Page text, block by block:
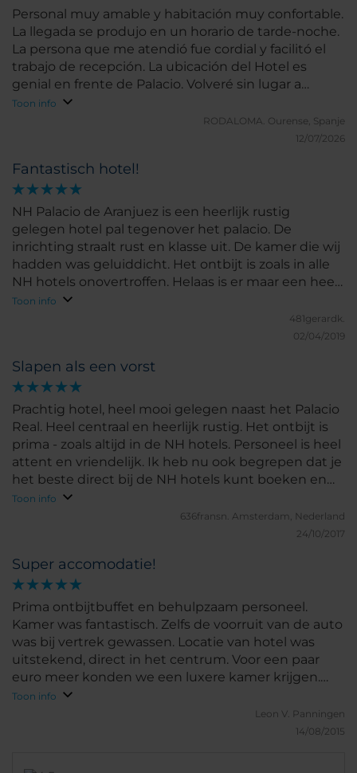
Fantastisch hotel!
NH Palacio de Aranjuez is een heerlijk rustig
gelegen hotel pal tegenover het palacio. De
inrichting straalt rust en klasse uit. De kamer die wij
hadden was geluiddicht. Het ontbijt is zoals in alle
NH hotels onovertroffen. Helaas is er maar een heel
klein restaurant, met overigens prima keuzes.
Toon info
481gerardk.
02/04/2019
Slapen als een vorst
Prachtig hotel, heel mooi gelegen naast het Palacio
Real. Heel centraal en heerlijk rustig. Het ontbijt is
prima - zoals altijd in de NH hotels. Personeel is heel
attent en vriendelijk. Ik heb nu ook begrepen dat je
het beste direct bij de NH hotels kunt boeken en
Toon info
636fransn. Amsterdam, Nederland
24/10/2017
Super accomodatie!
Prima ontbijtbuffet en behulpzaam personeel.
Kamer was fantastisch. Zelfs de voorruit van de auto
was bij vertrek gewassen. Locatie van hotel was
uitstekend, direct in het centrum. Voor een paar
euro meer konden we een luxere kamer krijgen.
Dat was een speciale aanbieding waar we graag van
Toon info
Leon V.
Panningen
14/08/2015
empezar el día con calma. Como aspecto mejorable,
se echa en falta un restaurante propio donde poder
cenar o comer sin necesidad de salir del hotel. En
conjunto, una estancia muy agradable,
especialmente recomendable por su ubicación
excepcional, su entorno histórico y la comodidad de
tener lo mejor de Aranjuez prácticamente a la
Personal muy amable y habitación muy confortable.
La llegada se produjo en un horario de tarde-noche.
La persona que me atendió fue cordial y facilitó el
trabajo de recepción. La ubicación del Hotel es
genial en frente de Palacio. Volveré sin lugar a
dudas.
Toon info
RODALOMA. Ourense, Spanje
12/07/2026